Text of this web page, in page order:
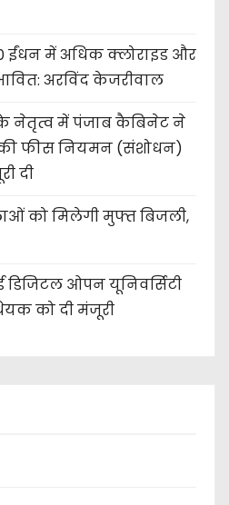
ईंधन में अधिक क्लोराइड और
अरविंद केजरीवाल
नेतृत्व में पंजाब कैबिनेट ने
की फीस नियमन (संशोधन)
दी
को मिलेगी मुफ्त बिजली,
ओपन यूनिवर्सिटी
को दी मंजूरी